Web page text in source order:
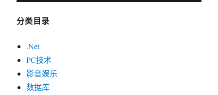
分类目录
.Net
PC技术
影音娱乐
数据库